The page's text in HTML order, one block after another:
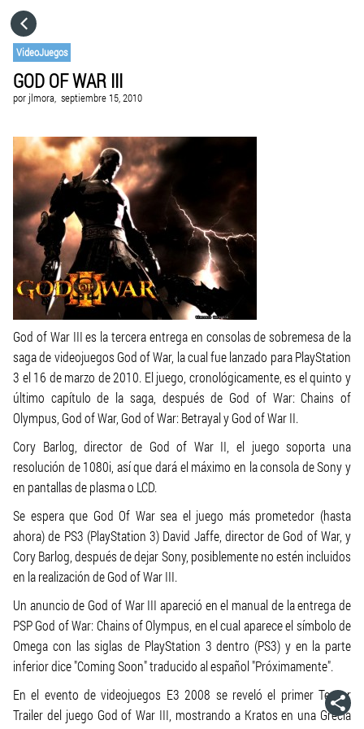
VideoJuegos
GOD OF WAR III
por jlmora, septiembre 15, 2010
God of War III es la tercera entrega en consolas de sobremesa de la
saga de videojuegos God of War, la cual fue lanzado para PlayStation
3 el 16 de marzo de 2010. El juego, cronológicamente, es el quinto y
último capítulo de la saga, después de God of War: Chains of
Olympus, God of War, God of War: Betrayal y God of War II.
Cory Barlog, director de God of War II, el juego soporta una
resolución de 1080i, así que dará el máximo en la consola de Sony y
en pantallas de plasma o LCD.
Se espera que God Of War sea el juego más prometedor (hasta
ahora) de PS3 (PlayStation 3) David Jaffe, director de God of War, y
Cory Barlog, después de dejar Sony, posiblemente no estén incluidos
en la realización de God of War III.
Un anuncio de God of War III apareció en el manual de la entrega de
PSP God of War: Chains of Olympus, en el cual aparece el símbolo de
Omega con las siglas de PlayStation 3 dentro (PS3) y en la parte
inferior dice "Coming Soon" traducido al español "Próximamente".
En el evento de videojuegos E3 2008 se reveló el primer Teaser
Trailer del juego God of War III, mostrando a Kratos en una Grecia
IR A
VISITA EL SITIO WEB